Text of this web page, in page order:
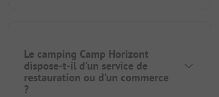
Le camping Camp Horizont
dispose-t-il d'un service de
restauration ou d'un commerce
?